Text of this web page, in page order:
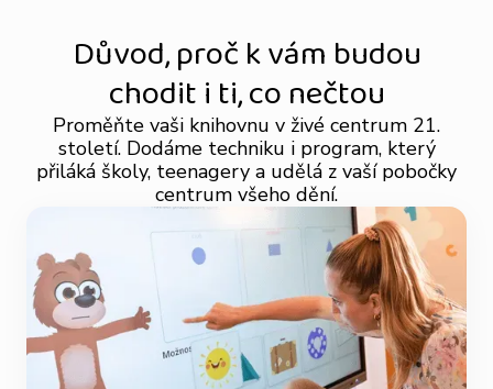
Důvod, proč k vám budou
chodit i ti, co nečtou
Proměňte vaši knihovnu v živé centrum 21.
století. Dodáme techniku i program, který
přiláká školy, teenagery a udělá z vaší pobočky
centrum všeho dění.